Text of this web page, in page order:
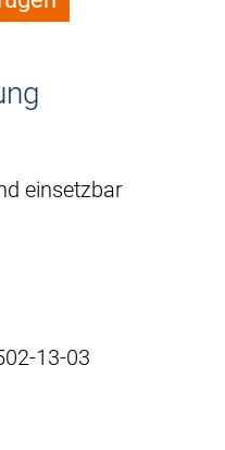
einsetzbar
13-03